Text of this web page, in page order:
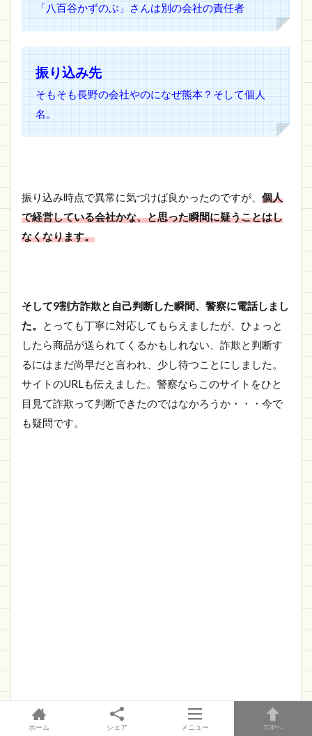
「八百谷かずのぶ」さんは別の会社の責任者
振り込み先
そもそも長野の会社やのになぜ熊本？そして個人
名。
振り込み時点で異常に気づけば良かったのですが、 個人
で経営している会社かな、と思った瞬間に疑うことはし
なくなります。
そして9割方詐欺と自己判断した瞬間、警察に電話しまし
た。
とっても丁寧に対応してもらえましたが、ひょっと
したら商品が送られてくるかもしれない、詐欺と判断す
るにはまだ尚早だと言われ、少し待つことにしました。
サイトのURLも伝えました。警察ならこのサイトをひと
目見て詐欺って判断できたのではなかろうか・・・今で
も疑問です。
ホーム シェア メニュー TOPへ